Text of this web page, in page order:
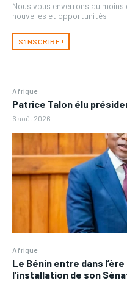
Nous vous enverrons au
nouvelles et opportunités
S'INSCRIRE !
Afrique
Patrice Talon élu
6 août 2026
Afrique
Le Bénin entre dans
l’installation de son